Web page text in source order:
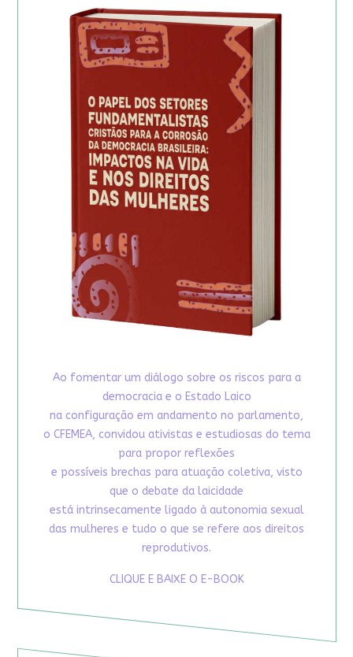
Ao fomentar um diálogo sobre os riscos para a
democracia e o Estado Laico
na configuração em andamento no parlamento,
o CFEMEA, convidou ativistas e estudiosas do tema
para propor reflexões
e possíveis brechas para atuação coletiva, visto
que o debate da laicidade
está intrinsecamente ligado à autonomia sexual
das mulheres e tudo o que se refere aos direitos
reprodutivos.
CLIQUE E BAIXE O E-BOOK